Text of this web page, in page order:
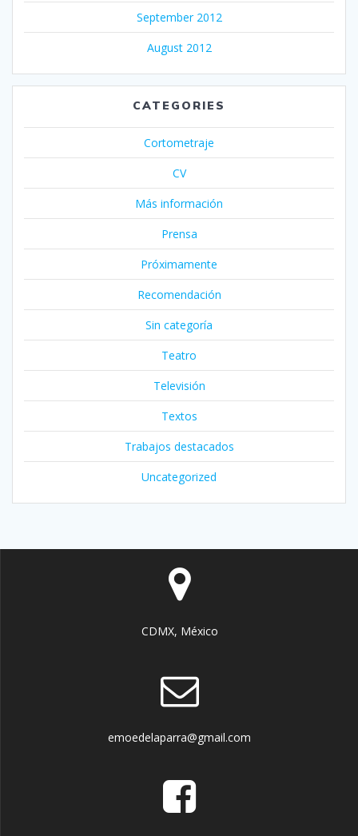
September 2012
August 2012
CATEGORIES
Cortometraje
CV
Más información
Prensa
Próximamente
Recomendación
Sin categoría
Teatro
Televisión
Textos
Trabajos destacados
Uncategorized
CDMX, México
emoedelaparra@gmail.com